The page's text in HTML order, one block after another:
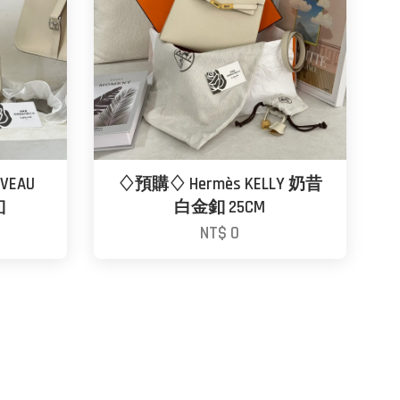
♢預購♢ Hermès KELLY 奶昔
白金釦 25CM
NT$ 0